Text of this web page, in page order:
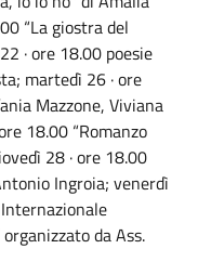
“La giostra del
· ore 18.00 poesie
martedì 26 · ore
Mazzone, Viviana
18.00 “Romanzo
28 · ore 18.00
Ingroia; venerdì
da Ass.